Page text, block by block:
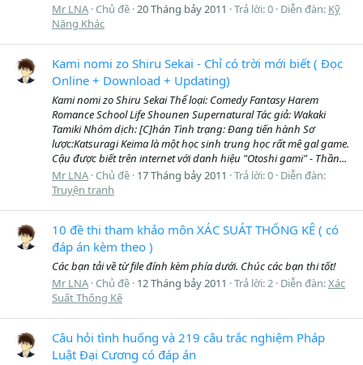
Mr LNA Chủ đề 20 Tháng bảy 2011 Trả lời: 0 Diễn đàn: Kỹ
Năng Khác
Kami nomi zo Shiru Sekai - Chỉ có trời mới biết ( Đọc
Online + Download + Updating)
Kami nomi zo Shiru Sekai Thể loại: Comedy Fantasy Harem
Romance School Life Shounen Supernatural Tác giả: Wakaki
Tamiki Nhóm dịch: [C]hán Tình trạng: Đang tiến hành Sơ
lược:Katsuragi Keima là một học sinh trung học rất mê gal game.
Cậu được biết trên internet với danh hiệu "Otoshi gami" - Thần...
Mr LNA Chủ đề 17 Tháng bảy 2011 Trả lời: 0 Diễn đàn:
Truyện tranh
10 đề thi tham khảo môn XÁC SUÁT THỐNG KÊ ( có
đáp án kèm theo )
Các bạn tải về từ file đính kèm phía dưới. Chúc các bạn thi tốt!
Mr LNA Chủ đề 12 Tháng bảy 2011 Trả lời: 2 Diễn đàn:Xác
Suất Thống Kê
Câu hỏi tình huống và 219 câu trắc nghiệm Pháp
Luật Đại Cương có đáp án